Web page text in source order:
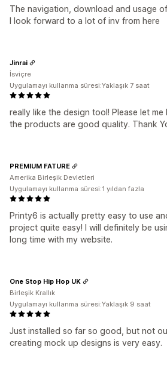
The navigation, download and usage
I look forward to a lot of inv from here
really like the design tool! Please let
the products are good quality. Thank
Jinrai
İsviçre
Uygulamayı kullanma süresi:Yaklaşık 7 saat
Printy6 is actually pretty easy to use
project quite easy! I will definitely be
long time with my website.
PREMIUM FATURE
Amerika Birleşik Devletleri
Uygulamayı kullanma süresi:1 yıldan fazla
Just installed so far so good, but not
creating mock up designs is very easy.
One Stop Hip Hop UK
Birleşik Krallık
Uygulamayı kullanma süresi:Yaklaşık 9 saat